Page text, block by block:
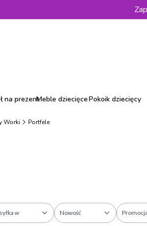
na prezentMeble dziecięcePokoik dziecięcy
Worki Portfele
w Nowość Promocja